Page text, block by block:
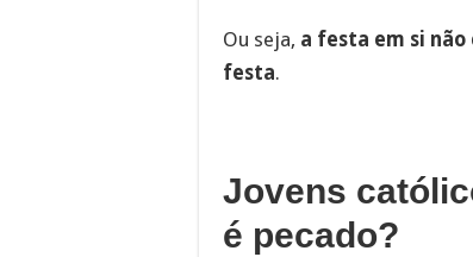
Ou seja, a festa em si não
festa.
Jovens
é pecado?